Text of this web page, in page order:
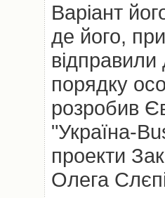
Варіант
де його,
порядку
розробив
"Україна-
проекти
Олега